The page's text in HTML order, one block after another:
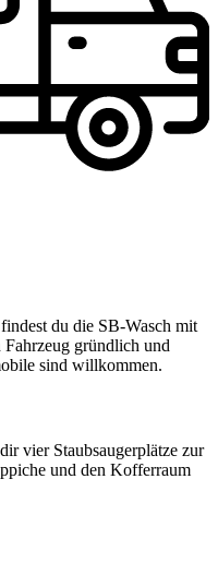
du die SB-Wasch mit
gründlich und
sind willkommen.
vier Staubsaugerplätze zur
und den Kofferraum